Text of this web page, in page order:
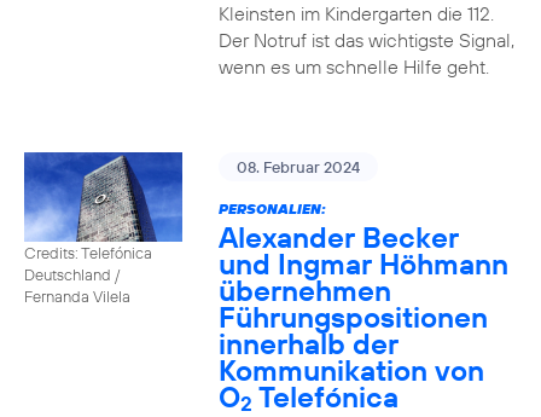
Kleinsten im Kindergarten die 112.
Der Notruf ist das wichtigste Signal,
wenn es um schnelle Hilfe geht.
Credits: Telefónica
Deutschland /
Fernanda Vilela
08. Februar 2024
PERSONALIEN:
Alexander Becker
und Ingmar Höhmann
übernehmen
Führungspositionen
innerhalb der
Kommunikation von
O2 Telefónica